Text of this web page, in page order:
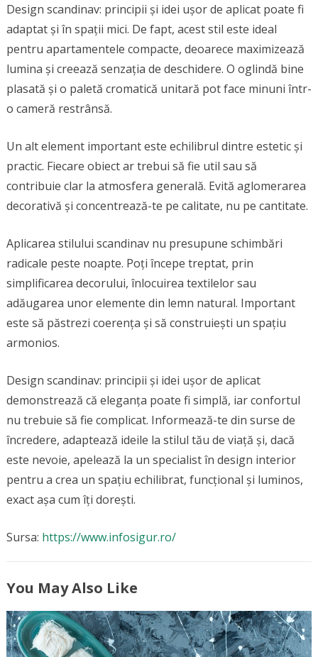
Design scandinav: principii și idei ușor de aplicat poate fi
adaptat și în spații mici. De fapt, acest stil este ideal
pentru apartamentele compacte, deoarece maximizează
lumina și creează senzația de deschidere. O oglindă bine
plasată și o paletă cromatică unitară pot face minuni într-
o cameră restrânsă.
Un alt element important este echilibrul dintre estetic și
practic. Fiecare obiect ar trebui să fie util sau să
contribuie clar la atmosfera generală. Evită aglomerarea
decorativă și concentrează-te pe calitate, nu pe cantitate.
Aplicarea stilului scandinav nu presupune schimbări
radicale peste noapte. Poți începe treptat, prin
simplificarea decorului, înlocuirea textilelor sau
adăugarea unor elemente din lemn natural. Important
este să păstrezi coerența și să construiești un spațiu
armonios.
Design scandinav: principii și idei ușor de aplicat
demonstrează că eleganța poate fi simplă, iar confortul
nu trebuie să fie complicat. Informează-te din surse de
încredere, adaptează ideile la stilul tău de viață și, dacă
este nevoie, apelează la un specialist în design interior
pentru a crea un spațiu echilibrat, funcțional și luminos,
exact așa cum îți dorești.
Sursa: https://www.infosigur.ro/
You May Also Like